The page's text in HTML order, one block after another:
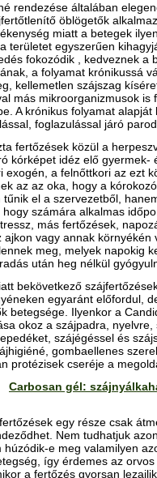
rendezése általában
öblögetők
miatt a betegek
területet egyszerűen
fokozódik , kedveznek a
a folyamat krónikussá
kellemetlen szájszag
más mikroorganizmusok is
A krónikus folyamat
foglazulással járó
fertőzések közül a
kórképet idéz elő gyermek-
exogén, a felnőttkori az ezt
az az oka, hogy a
el a szervezetből,
hogy számára alkalmas
más fertőzések,
ajkon vagy annak
meg, melyek napokig
után heg nélkül
bekövetkező
egyaránt előfordul,
betegsége. Ilyenkor a
okoz a szájpadra,
szájégéssel és
gombaellenes
protézisek cseréje a
Carbosan gél:
egy része csak
Nem tudhatjuk
húzódik-e meg valamilyen
így érdemes az
a fertőzés gyorsan